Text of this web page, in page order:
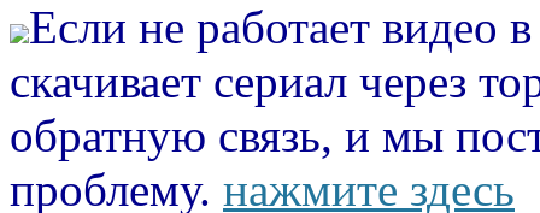
Если не работает видео
скачивает сериал через
обратную связь, и мы
проблему. нажмите здесь